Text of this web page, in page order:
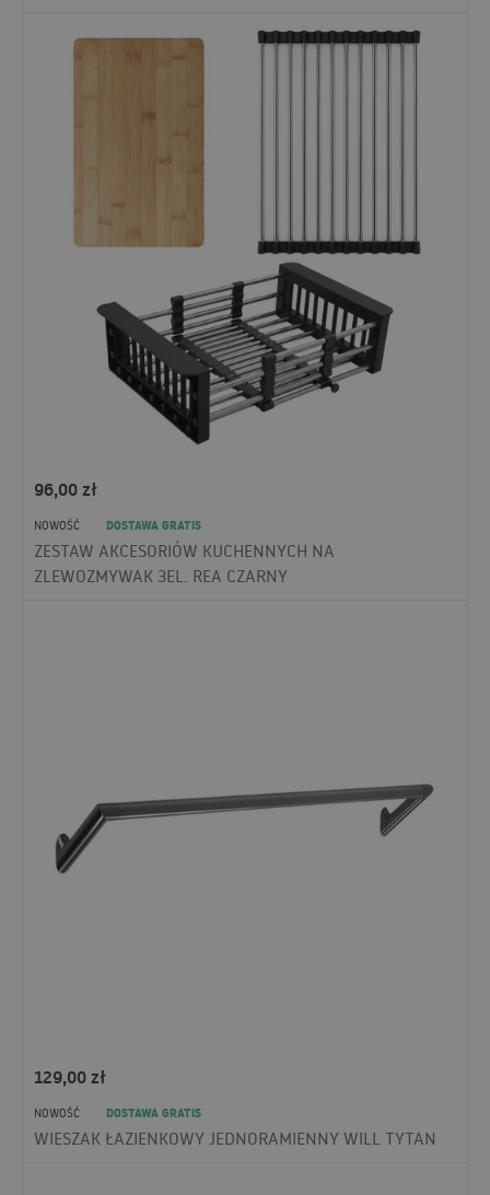
96,00zł
NOWOŚĆ
DOSTAWA GRATIS
ZESTAW AKCESORIÓW KUCHENNYCH NA
ZLEWOZMYWAK 3EL. REA CZARNY
129,00zł
NOWOŚĆ
DOSTAWA GRATIS
WIESZAK ŁAZIENKOWY JEDNORAMIENNY WILL TYTAN